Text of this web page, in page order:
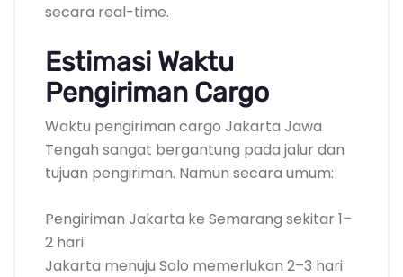
secara real-time.
Estimasi Waktu
Pengiriman Cargo
Waktu pengiriman cargo Jakarta Jawa
Tengah sangat bergantung pada jalur dan
tujuan pengiriman. Namun secara umum:
Pengiriman Jakarta ke Semarang sekitar 1–
2 hari
Jakarta menuju Solo memerlukan 2–3 hari